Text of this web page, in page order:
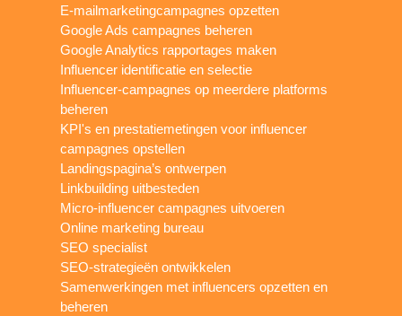
E-mailmarketingcampagnes opzetten
Google Ads campagnes beheren
Google Analytics rapportages maken
Influencer identificatie en selectie
Influencer-campagnes op meerdere platforms
beheren
KPI's en prestatiemetingen voor influencer
campagnes opstellen
Landingspagina’s ontwerpen
Linkbuilding uitbesteden
Micro-influencer campagnes uitvoeren
Online marketing bureau
SEO specialist
SEO-strategieën ontwikkelen
Samenwerkingen met influencers opzetten en
beheren